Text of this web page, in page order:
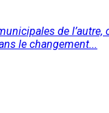
de l’autre,
le changement...